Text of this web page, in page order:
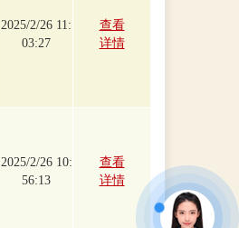
2025/2/26 11:
03:27
查看
详情
2025/2/26 10:
56:13
查看
详情